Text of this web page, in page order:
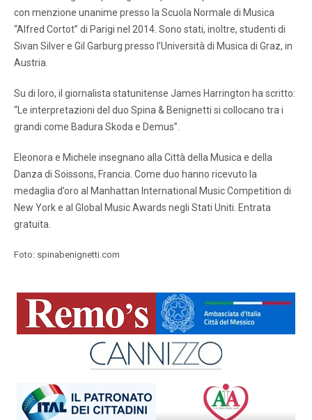
con menzione unanime presso la Scuola Normale di Musica
“Alfred Cortot” di Parigi nel 2014. Sono stati, inoltre, studenti di
Sivan Silver e Gil Garburg presso l’Università di Musica di Graz, in
Austria.
Su di loro, il giornalista statunitense James Harrington ha scritto:
“Le interpretazioni del duo Spina & Benignetti si collocano tra i
grandi come Badura Skoda e Demus”.
Eleonora e Michele insegnano alla Città della Musica e della
Danza di Soissons, Francia. Come duo hanno ricevuto la
medaglia d’oro al Manhattan International Music Competition di
New York e al Global Music Awards negli Stati Uniti. Entrata
gratuita.
Foto: spinabenignetti.com